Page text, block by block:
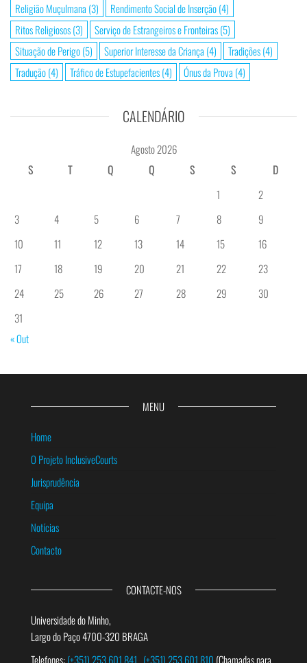
Religião Muçulmana (3) Rendimento Social de Inserção(4)
Ritos Religiosos(3) Serviço de Estrangeiros e Fronteiras(5)
Situação de Perigo(5) Superior Interesse da Criança (4) Tradições(4)
Tradução(4) Tráfico de Estupefacientes(4) Ónus da Prova (4)
CALENDÁRIO
Agosto 2026
S
T Q Q S S
D
1
2
3
4 5 6 7 8
9
10
11 12 13 14 15
16
17
18 19 20 21 22
23
24
25 26 27 28 29
30
31
« Out
MENU
Home
O Projeto InclusiveCourts
Jurisprudência
Equipa
Notícias
Contacto
CONTACTE-NOS
Universidade do Minho,
Largo do Paço 4700-320 BRAGA
Telefones:(+351) 253 601 841 (+351) 253 601 810 (Chamadas para